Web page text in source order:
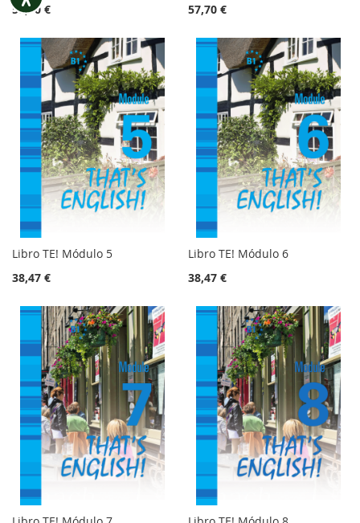
57,70 €
57,70 €
Libro TE! Módulo 5
38,47 €
Libro TE! Módulo 6
38,47 €